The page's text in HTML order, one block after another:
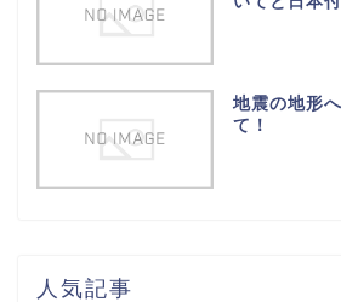
地震の地形
て！
人気記事